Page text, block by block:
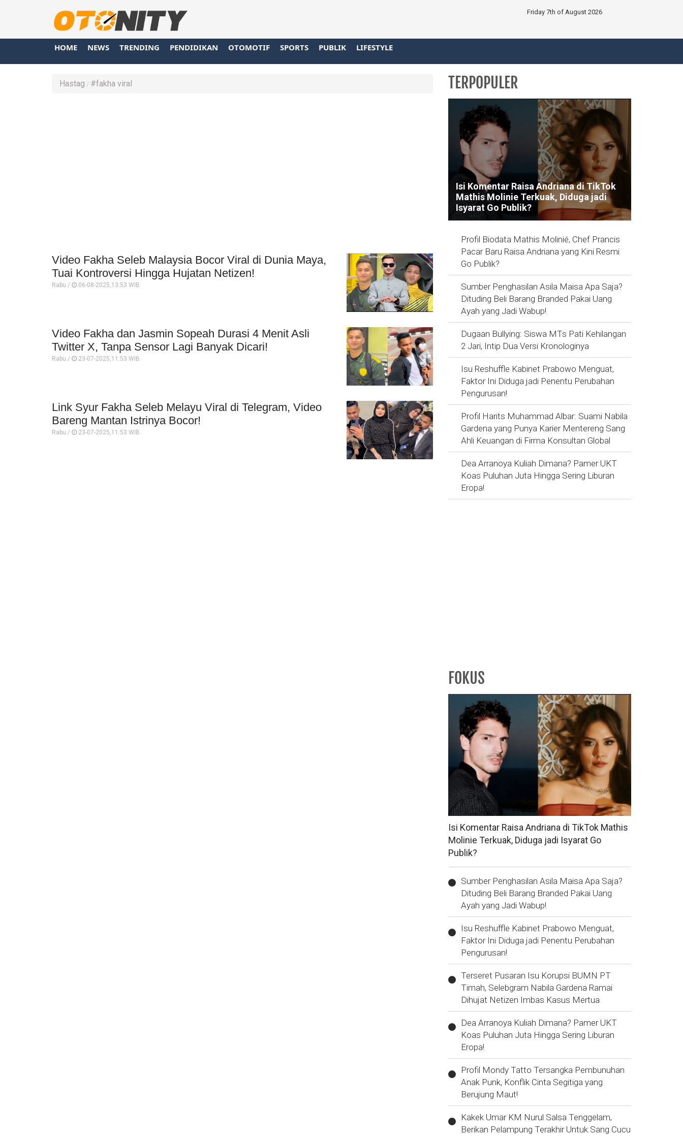
Friday 7th of August 2026
HOME NEWS TRENDING PENDIDIKAN OTOMOTIF SPORTS PUBLIK LIFESTYLE
Hastag #fakha viral
Video Fakha Seleb Malaysia Bocor Viral di Dunia Maya,
Tuai Kontroversi Hingga Hujatan Netizen!
Rabu / 06-08-2025,13:53 WIB
Video Fakha dan Jasmin Sopeah Durasi 4 Menit Asli
Twitter X, Tanpa Sensor Lagi Banyak Dicari!
Rabu / 23-07-2025,11:53 WIB
Link Syur Fakha Seleb Melayu Viral di Telegram, Video
Bareng Mantan Istrinya Bocor!
Rabu / 23-07-2025,11:53 WIB
TERPOPULER
Isi Komentar Raisa Andriana di TikTok
Mathis Molinie Terkuak, Diduga jadi
Isyarat Go Publik?
Profil Biodata Mathis Molinié, Chef Prancis
Pacar Baru Raisa Andriana yang Kini Resmi
Go Publik?
Sumber Penghasilan Asila Maisa Apa Saja?
Dituding Beli Barang Branded Pakai Uang
Ayah yang Jadi Wabup!
Dugaan Bullying: Siswa MTs Pati Kehilangan
2 Jari, Intip Dua Versi Kronologinya
Isu Reshuffle Kabinet Prabowo Menguat,
Faktor Ini Diduga jadi Penentu Perubahan
Pengurusan!
Profil Harits Muhammad Albar: Suami Nabila
Gardena yang Punya Karier Mentereng Sang
Ahli Keuangan di Firma Konsultan Global
Dea Arranoya Kuliah Dimana? Pamer UKT
Koas Puluhan Juta Hingga Sering Liburan
Eropa!
FOKUS
Isi Komentar Raisa Andriana di TikTok Mathis
Molinie Terkuak, Diduga jadi Isyarat Go
Publik?
Sumber Penghasilan Asila Maisa Apa Saja?
Dituding Beli Barang Branded Pakai Uang
Ayah yang Jadi Wabup!
Isu Reshuffle Kabinet Prabowo Menguat,
Faktor Ini Diduga jadi Penentu Perubahan
Pengurusan!
Terseret Pusaran Isu Korupsi BUMN PT
Timah, Selebgram Nabila Gardena Ramai
Dihujat Netizen Imbas Kasus Mertua
Dea Arranoya Kuliah Dimana? Pamer UKT
Koas Puluhan Juta Hingga Sering Liburan
Eropa!
Profil Mondy Tatto Tersangka Pembunuhan
Anak Punk, Konflik Cinta Segitiga yang
Berujung Maut!
Kakek Umar KM Nurul Salsa Tenggelam,
Berikan Pelampung Terakhir Untuk Sang Cucu